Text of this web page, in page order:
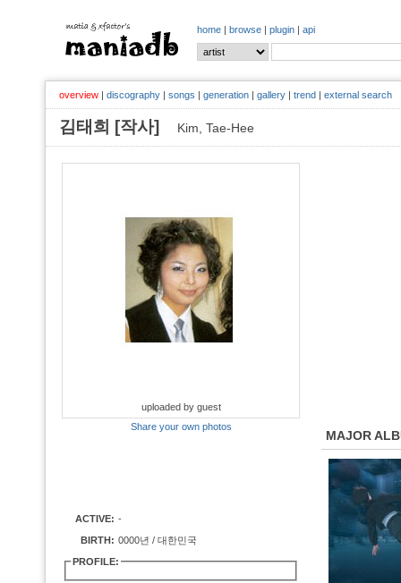
home | browse | plugin | api
overview | discography | songs | generation | gallery | trend | external search
김태희 [작사] Kim, Tae-Hee
uploaded by guest
Share your own photos
ACTIVE: -
BIRTH: 0000년 / 대한민국
PROFILE:
MAJOR